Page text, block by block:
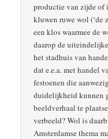
productie van zijde of
kluwen ruwe wol (‘de
een klos waarmee de
daarop de
het stadhuis van
dat e.e.a. met handel
festoenen die
duidelijkheid kunnen
beeldverhaal te
verbeeld? Wol is
Amsterdamse thema